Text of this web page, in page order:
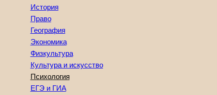
История
Право
География
Экономика
Физкультура
Культура и искусство
Психология
ЕГЭ и ГИА